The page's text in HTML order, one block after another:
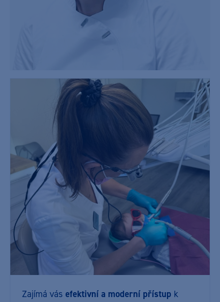
Zajímá vás efektivní a moderní přístup k